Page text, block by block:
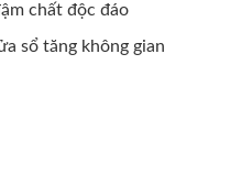
chất độc đáo
sổ tăng không gian